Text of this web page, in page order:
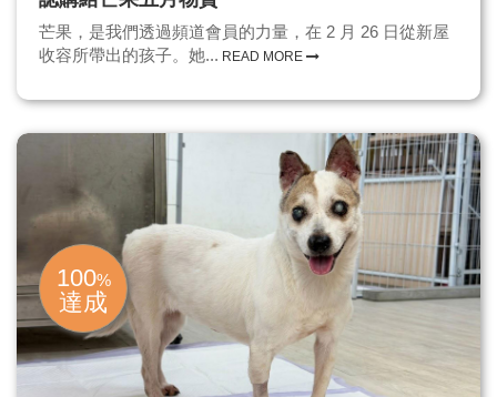
芒果，是我們透過頻道會員的力量，在 2 月 26 日從新屋
收容所帶出的孩子。她... READ MORE
100%
達成